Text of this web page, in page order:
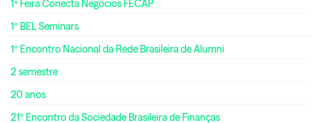
1ª Feira Conecta Negócios FECAP
1º BEL Seminars
1º Encontro Nacional da Rede Brasileira de Alumni
2 semestre
20 anos
21º Encontro da Sociedade Brasileira de Finanças